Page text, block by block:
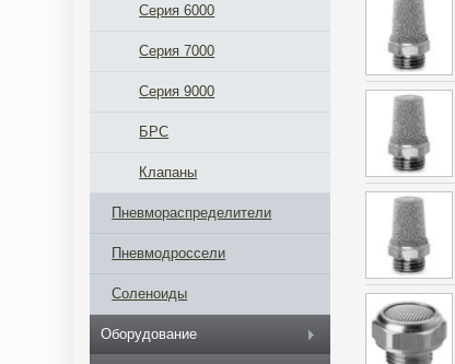
Серия 6000
Серия 7000
Серия 9000
БРС
Клапаны
Пневмораспределители
Пневмодроссели
Соленоиды
Оборудование